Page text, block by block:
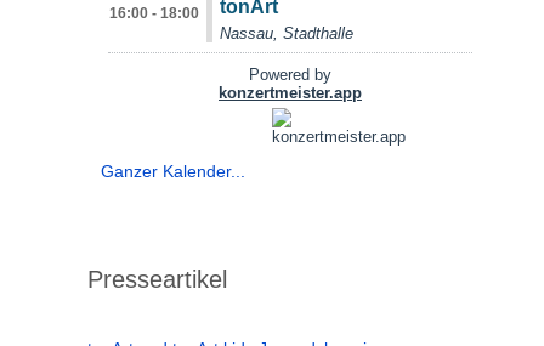
Ganzer Kalender...
Presseartikel